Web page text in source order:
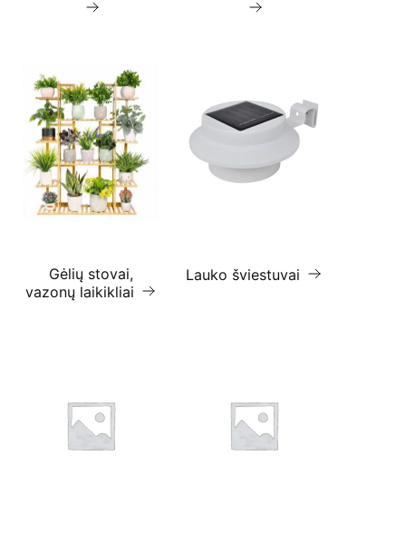
Gėlių stovai,
vazonų laikikliai
Lauko šviestuvai